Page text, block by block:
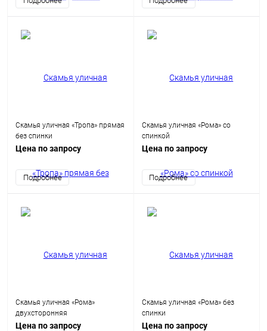
Скамья уличная «Тропа» прямая
без спинки
Цена по запросу
Подробнее
Скамья уличная «Рома» со
спинкой
Цена по запросу
Подробнее
Скамья уличная «Рома»
двухсторонняя
Цена по запросу
Скамья уличная «Рома» без
спинки
Цена по запросу